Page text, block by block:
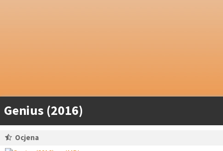
Genius (2016)
Ocjena